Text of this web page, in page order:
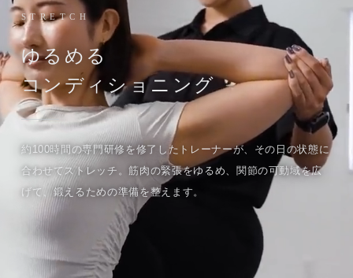
STRETCH
ゆるめる
コンディショニング
約100時間の専門研修を修了したトレーナーが、その日の状態に
合わせてストレッチ。筋肉の緊張をゆるめ、関節の可動域を広
げて、鍛えるための準備を整えます。